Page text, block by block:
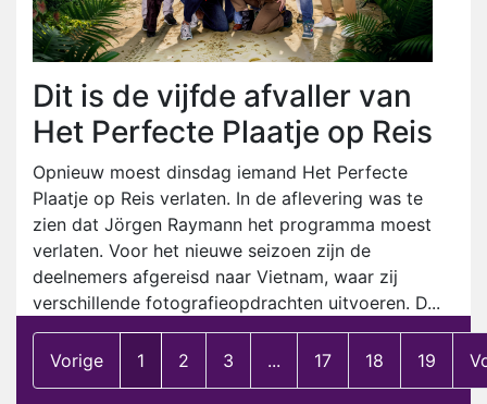
Dit is de vijfde afvaller van
Het Perfecte Plaatje op Reis
Opnieuw moest dinsdag iemand Het Perfecte
Plaatje op Reis verlaten. In de aflevering was te
zien dat Jörgen Raymann het programma moest
verlaten. Voor het nieuwe seizoen zijn de
deelnemers afgereisd naar Vietnam, waar zij
verschillende fotografieopdrachten uitvoeren. D...
Vorige 1 2 3 ... 17 18 19